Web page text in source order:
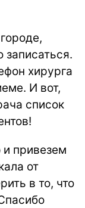
хирурга
И вот,
список
привезем
от
в то, что